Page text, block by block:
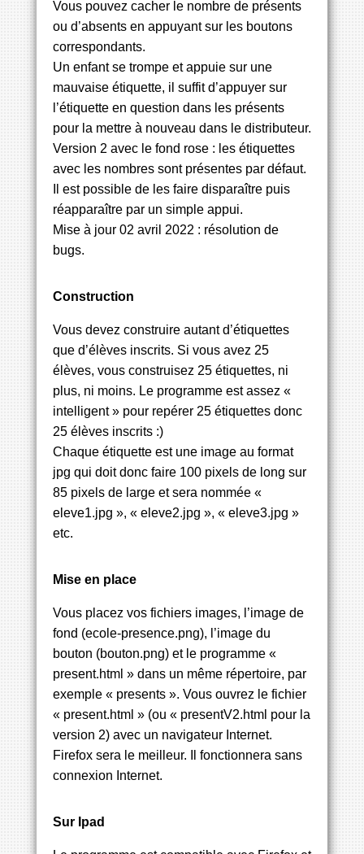
Vous pouvez cacher le nombre de présents
ou d’absents en appuyant sur les boutons
correspondants.
Un enfant se trompe et appuie sur une
mauvaise étiquette, il suffit d’appuyer sur
l’étiquette en question dans les présents
pour la mettre à nouveau dans le distributeur.
Version 2 avec le fond rose : les étiquettes
avec les nombres sont présentes par défaut.
Il est possible de les faire disparaître puis
réapparaître par un simple appui.
Mise à jour 02 avril 2022 : résolution de
bugs.
Construction
Vous devez construire autant d’étiquettes
que d’élèves inscrits. Si vous avez 25
élèves, vous construisez 25 étiquettes, ni
plus, ni moins. Le programme est assez «
intelligent » pour repérer 25 étiquettes donc
25 élèves inscrits :)
Chaque étiquette est une image au format
jpg qui doit donc faire 100 pixels de long sur
85 pixels de large et sera nommée «
eleve1.jpg », « eleve2.jpg », « eleve3.jpg »
etc.
Mise en place
Vous placez vos fichiers images, l’image de
fond (ecole-presence.png), l’image du
bouton (bouton.png) et le programme «
present.html » dans un même répertoire, par
exemple « presents ». Vous ouvrez le fichier
« present.html » (ou « presentV2.html pour la
version 2) avec un navigateur Internet.
Firefox sera le meilleur. Il fonctionnera sans
connexion Internet.
Sur Ipad